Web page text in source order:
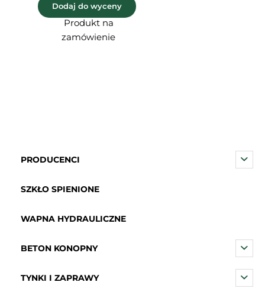
PRODUCENCI
SZKŁO SPIENIONE
WAPNA HYDRAULICZNE
BETON KONOPNY
TYNKI I ZAPRAWY
Dodaj do wyceny
Produkt na
zamówienie